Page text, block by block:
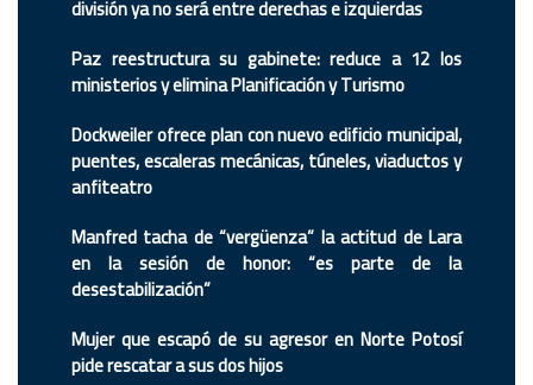
división ya no será entre derechas e izquierdas
Paz reestructura su gabinete: reduce a 12 los
ministerios y elimina Planificación y Turismo
Dockweiler ofrece plan con nuevo edificio municipal,
puentes, escaleras mecánicas, túneles, viaductos y
anfiteatro
Manfred tacha de “vergüenza” la actitud de Lara
en la sesión de honor: “es parte de la
desestabilización”
Mujer que escapó de su agresor en Norte Potosí
pide rescatar a sus dos hijos